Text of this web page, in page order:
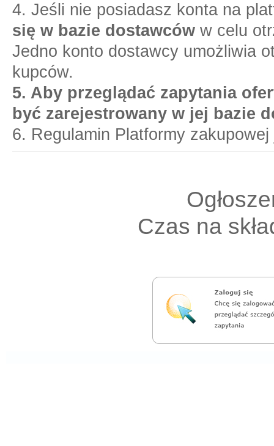
4. Jeśli nie posiadasz konta na
się w bazie dostawców w celu
Jedno konto dostawcy umożliwia
kupców.
5. Aby przeglądać zapytania
być zarejestrowany w jej bazie
6. Regulamin Platformy
Czas na